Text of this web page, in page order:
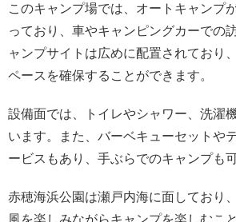
このキャンプ場では、オートキャンプ
っており、車やキャンピングカーでの
ャンプサイトは広めに配置されており
ペースを確保することができます。
設備面では、トイレやシャワー、洗濯
います。また、バーベキューセットや
ービスもあり、手ぶらでのキャンプも
赤穂海浜公園は瀬戸内海に面しており
風を楽しみながらキャンプを楽しむこ